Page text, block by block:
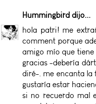
Hummingbird dijo...
hola patri! me
comment porque
amigo mío que
gracias -debería
diré-. me encanta la
gustaría estar
si no recuerdo mal